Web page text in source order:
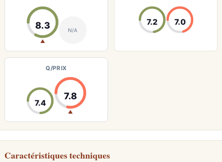
8.3
▲
N/A
7.2 7.0
Q/PRIX
7.4
7.8
▲
Caractéristiques techniques